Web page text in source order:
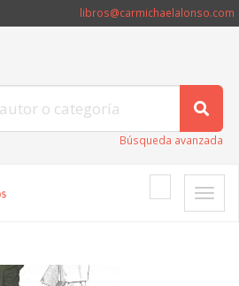
libros@carmichaelalonso.com
Búsqueda avanzada
Toggle